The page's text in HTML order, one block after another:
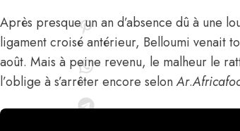
Après presque un an d’absence dû à une
ligament croisé antérieur, Belloumi venait
août. Mais à peine revenu, le malheur le
l’oblige à s’arrêter encore selonAr.